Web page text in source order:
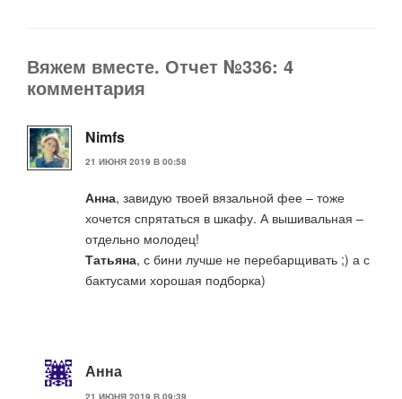
Вяжем вместе. Отчет №336: 4
комментария
Nimfs
21 ИЮНЯ 2019 В 00:58
Анна, завидую твоей вязальной фее – тоже
хочется спрятаться в шкафу. А вышивальная –
отдельно молодец!
Татьяна, с бини лучше не перебарщивать ;) а с
бактусами хорошая подборка)
Анна
21 ИЮНЯ 2019 В 09:39